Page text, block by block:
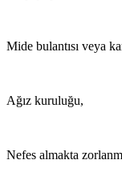
Mide bulantısı veya
Ağız kuruluğu,
Nefes almakta